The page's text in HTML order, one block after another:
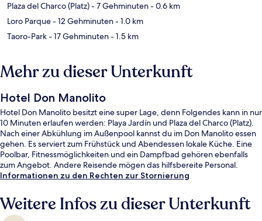
Plaza del Charco (Platz)- 7 Gehminuten- 0.6 km
Loro Parque- 12 Gehminuten- 1.0 km
Taoro-Park- 17 Gehminuten- 1.5 km
Mehr zu dieser Unterkunft
Hotel Don Manolito
Hotel Don Manolito besitzt eine super Lage, denn Folgendes kann in nur
10 Minuten erlaufen werden: Playa Jardín und Plaza del Charco (Platz).
Nach einer Abkühlung im Außenpool kannst du im Don Manolito essen
gehen. Es serviert zum Frühstück und Abendessen lokale Küche. Eine
Poolbar, Fitnessmöglichkeiten und ein Dampfbad gehören ebenfalls
zum Angebot. Andere Reisende mögen das hilfsbereite Personal.
Informationen zu den Rechten zur Stornierung
Weitere Infos zu dieser Unterkunft